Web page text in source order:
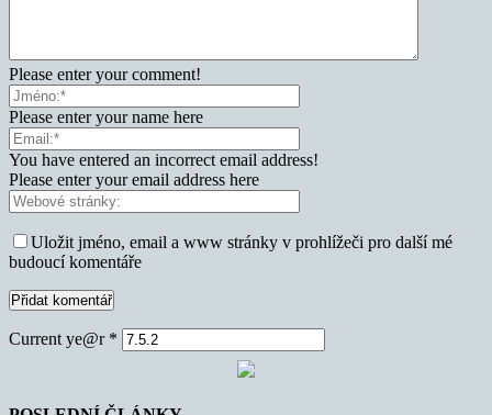
Please enter your comment!
Please enter your name here
You have entered an incorrect email address!
Please enter your email address here
Uložit jméno, email a www stránky v prohlížeči pro další mé
budoucí komentáře
Current ye@r *